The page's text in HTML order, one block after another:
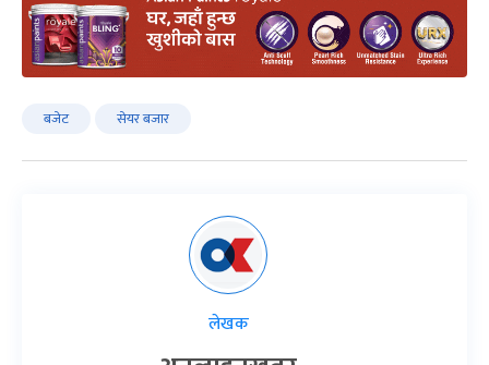
बजेट सेयर बजार
लेखक